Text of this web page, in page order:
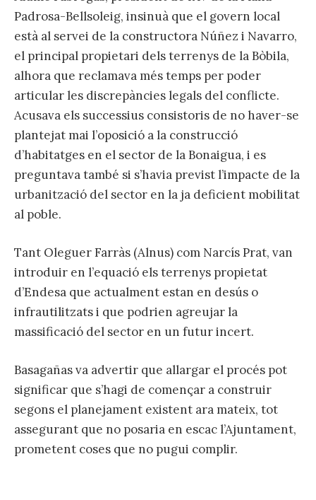
Padrosa-Bellsoleig, insinuà que el govern local
està al servei de la constructora Núñez i Navarro,
el principal propietari dels terrenys de la Bòbila,
alhora que reclamava més temps per poder
articular les discrepàncies legals del conflicte.
Acusava els successius consistoris de no haver-se
plantejat mai l’oposició a la construcció
d’habitatges en el sector de la Bonaigua, i es
preguntava també si s’havia previst l’impacte de la
urbanització del sector en la ja deficient mobilitat
al poble.
Tant Oleguer Farràs (Alnus) com Narcís Prat, van
introduir en l’equació els terrenys propietat
d’Endesa que actualment estan en desús o
infrautilitzats i que podrien agreujar la
massificació del sector en un futur incert.
Basagañas va advertir que allargar el procés pot
significar que s’hagi de començar a construir
segons el planejament existent ara mateix, tot
assegurant que no posaria en escac l’Ajuntament,
prometent coses que no pugui complir.